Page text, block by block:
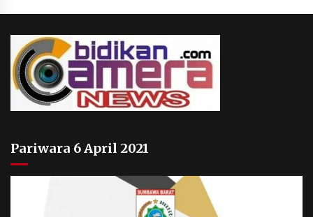
Pariwara 6 April 2021